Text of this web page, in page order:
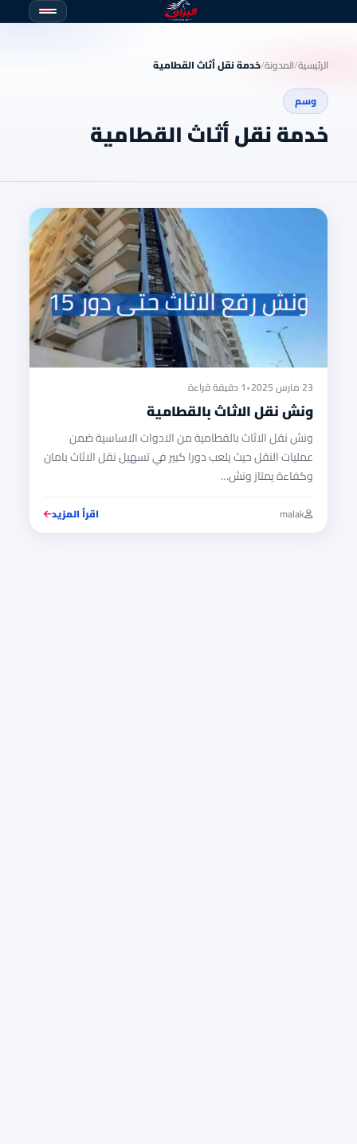
الرئيسية/المدونة/خدمة نقل أثاث القطامية
وسم
خدمة نقل أثاث القطامية
23 مارس 2025 •1 دقيقة قراءة
ونش نقل الاثاث بالقطامية
ونش نقل الاثاث بالقطامية من الادوات الاساسية ضمن
عمليات النقل حيث يلعب دورا كبير في تسهيل نقل الاثاث بامان
وكفاءة يمتاز ونش…
malak اقرأ المزيد